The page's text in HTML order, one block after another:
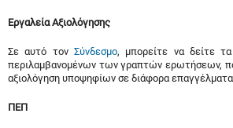
Εργαλεία Αξιολόγησης
Σε αυτό τον Σύνδεσμο, μπορείτε να δείτε τα
περιλαμβανομένων των γραπτών ερωτήσεων,
αξιολόγηση υποψηφίων σε διάφορα
ΠΕΠ